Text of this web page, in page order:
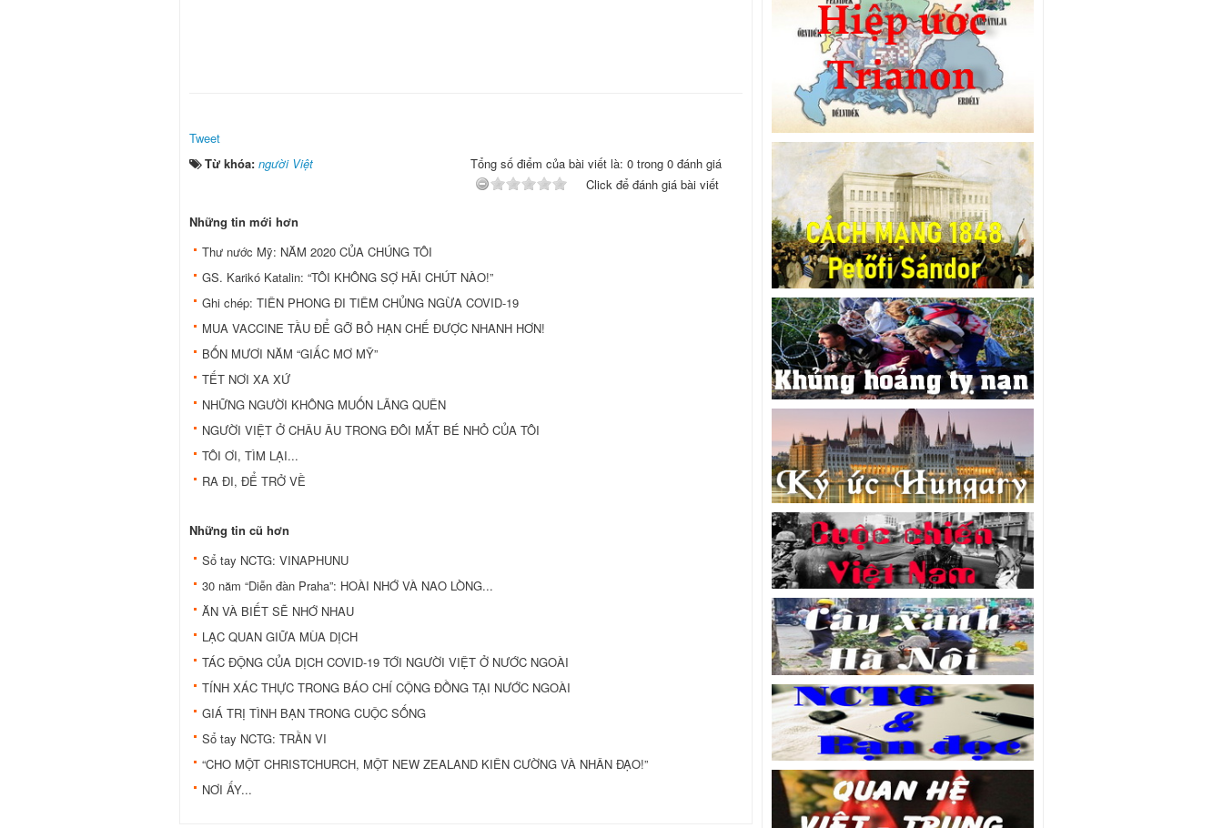
Tweet
Từ khóa: người Việt
Tổng số điểm của bài viết là: 0 trong 0 đánh giá
Click để đánh giá bài viết
Những tin mới hơn
Thư nước Mỹ: NĂM 2020 CỦA CHÚNG TÔI
GS. Karikó Katalin: “TÔI KHÔNG SỢ HÃI CHÚT NÀO!”
Ghi chép: TIÊN PHONG ĐI TIÊM CHỦNG NGỪA COVID-19
MUA VACCINE TẦU ĐỂ GỠ BỎ HẠN CHẾ ĐƯỢC NHANH HƠN!
BỐN MƯƠI NĂM “GIẤC MƠ MỸ”
TẾT NƠI XA XỨ
NHỮNG NGƯỜI KHÔNG MUỐN LÃNG QUÊN
NGƯỜI VIỆT Ở CHÂU ÂU TRONG ĐÔI MẮT BÉ NHỎ CỦA TÔI
TÔI ƠI, TÌM LẠI...
RA ĐI, ĐỂ TRỞ VỀ
Những tin cũ hơn
Sổ tay NCTG: VINAPHUNU
30 năm “Diễn đàn Praha”: HOÀI NHỚ VÀ NAO LÒNG...
ĂN VÀ BIẾT SẼ NHỚ NHAU
LẠC QUAN GIỮA MÙA DỊCH
TÁC ĐỘNG CỦA DỊCH COVID-19 TỚI NGƯỜI VIỆT Ở NƯỚC NGOÀI
TÍNH XÁC THỰC TRONG BÁO CHÍ CỘNG ĐỒNG TẠI NƯỚC NGOÀI
GIÁ TRỊ TÌNH BẠN TRONG CUỘC SỐNG
Sổ tay NCTG: TRẦN VI
“CHO MỘT CHRISTCHURCH, MỘT NEW ZEALAND KIÊN CƯỜNG VÀ NHÂN ĐẠO!”
NƠI ẤY...